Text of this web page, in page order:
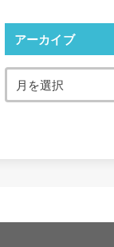
アーカイブ